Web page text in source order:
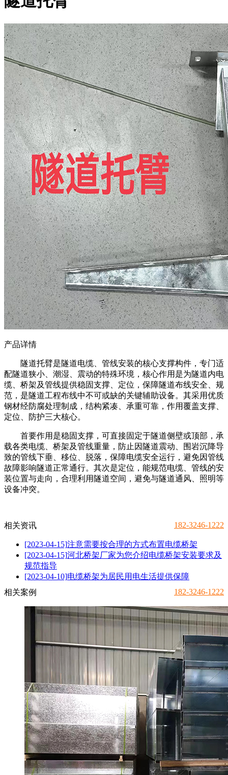
产品详情
隧道托臂是隧道电缆、管线安装的核心支撑构件，专门适
配隧道狭小、潮湿、震动的特殊环境，核心作用是为隧道内电
缆、桥架及管线提供稳固支撑、定位，保障隧道布线安全、规
范，是隧道工程布线中不可或缺的关键辅助设备。其采用优质
钢材经防腐处理制成，结构紧凑、承重可靠，作用覆盖支撑、
定位、防护三大核心。
首要作用是稳固支撑，可直接固定于隧道侧壁或顶部，承
载各类电缆、桥架及管线重量，防止因隧道震动、围岩沉降导
致的管线下垂、移位、脱落，保障电缆安全运行，避免因管线
故障影响隧道正常通行。其次是定位，能规范电缆、管线的安
装位置与走向，合理利用隧道空间，避免与隧道通风、照明等
设备冲突。
182-3246-1222
相关资讯
[2023-04-15]注意需要按合理的方式布置电缆桥架
[2023-04-15]河北桥架厂家为您介绍电缆桥架安装要求及
规范指导
[2023-04-10]电缆桥架为居民用电生活提供保障
182-3246-1222
相关案例